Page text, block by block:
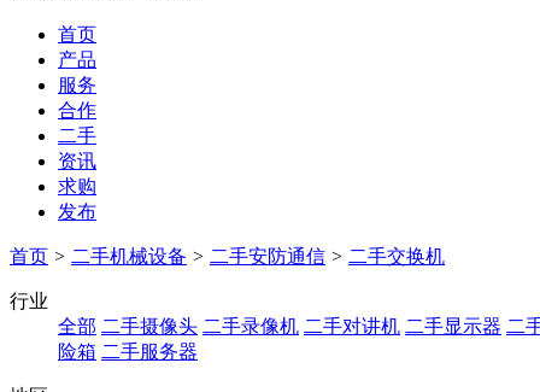
首页
产品
服务
合作
二手
资讯
求购
发布
首页 > 二手机械设备 > 二手安防通信 > 二手交换机
行业
全部 二手摄像头 二手录像机 二手对讲机 二手显示器 二
险箱 二手服务器